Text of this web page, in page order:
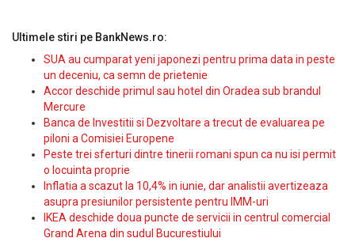
Ultimele stiri pe BankNews.ro:
SUA au cumparat yeni japonezi pentru prima data in peste
un deceniu, ca semn de prietenie
Accor deschide primul sau hotel din Oradea sub brandul
Mercure
Banca de Investitii si Dezvoltare a trecut de evaluarea pe
piloni a Comisiei Europene
Peste trei sferturi dintre tinerii romani spun ca nu isi permit
o locuinta proprie
Inflatia a scazut la 10,4% in iunie, dar analistii avertizeaza
asupra presiunilor persistente pentru IMM-uri
IKEA deschide doua puncte de servicii in centrul comercial
Grand Arena din sudul Bucurestiului